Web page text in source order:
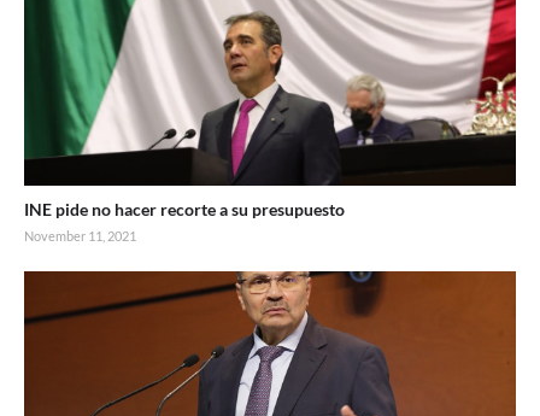
INE pide no hacer recorte a su presupuesto
November 11, 2021